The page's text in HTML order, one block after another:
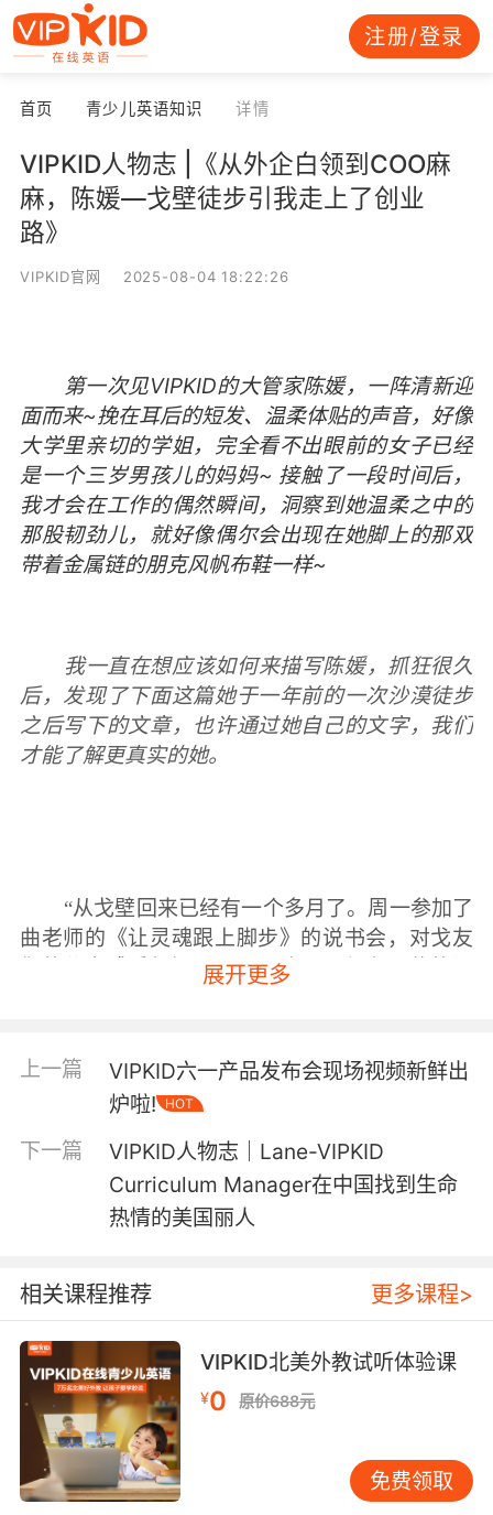
注册/登录
首页 青少儿英语知识 详情
VIPKID人物志 |《从外企白领到COO麻
麻，陈媛—戈壁徒步引我走上了创业
路》
VIPKID官网 2025-08-04 18:22:26
第一次见VIPKID的大管家陈媛，一阵清新迎
面而来~挽在耳后的短发、温柔体贴的声音，好像
大学里亲切的学姐，完全看不出眼前的女子已经
是一个三岁男孩儿的妈妈~ 接触了一段时间后，
我才会在工作的偶然瞬间，洞察到她温柔之中的
那股韧劲儿，就好像偶尔会出现在她脚上的那双
带着金属链的朋克风帆布鞋一样~
我一直在想应该如何来描写陈媛，抓狂很久
后，发现了下面这篇她于一年前的一次沙漠徒步
之后写下的文章，也许通过她自己的文字，我们
才能了解更真实的她。
“从戈壁回来已经有一个多月了。周一参加了
曲老师的《让灵魂跟上脚步》的说书会，对戈友
们的分享感受很深，以至于这两天都在不停的问
者，我是创业者家属，这次活动创业者本人没
去，家属单独参加了。可能正是因为这样一个特
殊的身份，我也有了跟别的戈友不一样的感受。
我还记得我报名时的冲动，去之前的迷茫和
退缩。但是当我踏上敦煌的土地，内心的激情就
被点燃了。四天三夜，我几乎没怎么睡觉，一直
处在亢奋当中。也许因为我身体素质比较好，前
期准备工作也充分，还有那么棒的小伙伴，戈壁
之行我并没有感到痛苦，反而非常的享受。我像
展开更多
上一篇
VIPKID六一产品发布会现场视频新鲜出
炉啦!
HOT
下一篇
VIPKID人物志｜Lane-VIPKID
Curriculum Manager在中国找到生命
热情的美国丽人
相关课程推荐 更多课程>
VIPKID北美外教试听体验课
¥0 原价688元
免费领取